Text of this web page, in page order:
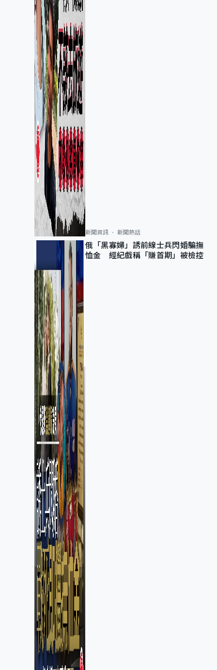
新聞資訊 新聞熱話
俄「黑寡婦」誘前線士兵閃婚騙撫
恤金 經紀戲稱「賺首期」被檢控